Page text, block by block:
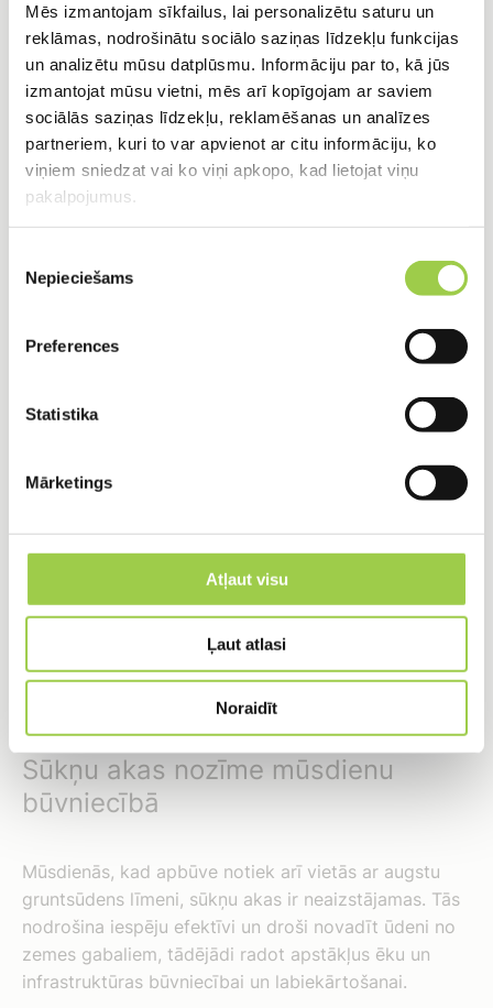
Mēs izmantojam sīkfailus, lai personalizētu saturu un
reklāmas, nodrošinātu sociālo saziņas līdzekļu funkcijas
un analizētu mūsu datplūsmu. Informāciju par to, kā jūs
izmantojat mūsu vietni, mēs arī kopīgojam ar saviem
sociālās saziņas līdzekļu, reklamēšanas un analīzes
partneriem, kuri to var apvienot ar citu informāciju, ko
viņiem sniedzat vai ko viņi apkopo, kad lietojat viņu
pakalpojumus.
izvēle
Nepieciešams
Preferences
Statistika
Mārketings
Atļaut visu
Ļaut atlasi
Noraidīt
Sūkņakatavām jeb pārsūknēšanas stacijām ir būtiska
loma dažādās jomās, tostarp:
Bioloģiskās kanalizācijas izbūve:
Pārsūknēšanas stacijas nodrošina bioloģisko
attīrīšanas sistēmu un ilfiltrācijas lauku
darbību augstu gruntsūdeņu apstākļos.
notekūdeņu pārvietošanu uz attīrīšanas
iekārtām vai infiltrācijas laukiem.
novadīt attīrītos notekūdeņus tālāk no
Lietus ūdens novadīšana:
Pārsūknēšanas
iespējams novadīt pašteces ceļā.
drenāžas sistēmām.
Sāls filtru ūdens novadīšana:Pārsūknēšanas
stacijas palīdz novadīt sāls filtru ūdeni uz
atbilstošu vietu.
Sūkņu akas nozīme mūsdienu
būvniecībā
Mūsdienās, kad apbūve notiek arī vietās ar augstu
gruntsūdens līmeni, sūkņu akas ir neaizstājamas. Tās
nodrošina iespēju efektīvi un droši novadīt ūdeni no
zemes gabaliem, tādējādi radot apstākļus ēku un
infrastruktūras būvniecībai un labiekārtošanai.